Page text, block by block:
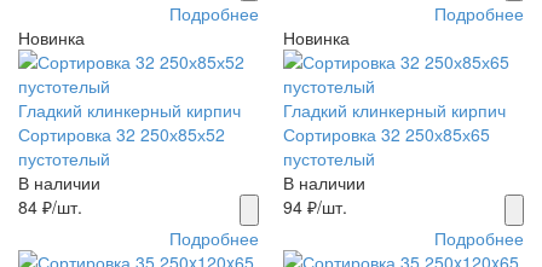
Подробнее
Подробнее
Новинка
Гладкий клинкерный кирпич
Сортировка 32 250х85х52
пустотелый
В наличии
84 ₽/шт.
Подробнее
Новинка
Гладкий клинкерный кирпич
Сортировка 32 250х85х65
пустотелый
В наличии
94 ₽/шт.
Подробнее